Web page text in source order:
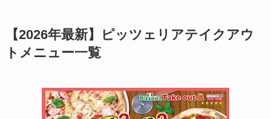
【2026年最新】ピッツェリアテイクアウ
トメニュー一覧